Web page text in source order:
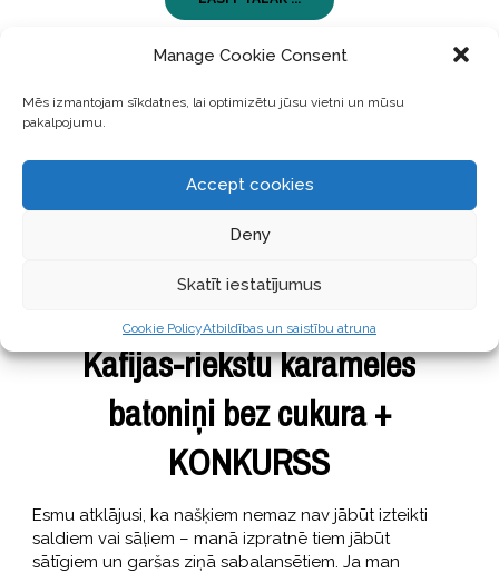
Manage Cookie Consent
Mēs izmantojam sīkdatnes, lai optimizētu jūsu vietni un mūsu
pakalpojumu.
Accept cookies
Deny
Skatīt iestatījumus
Cookie PolicyAtbildības un saistību atruna
GARŠĪGI
Kafijas-riekstu karameles
batoniņi bez cukura +
KONKURSS
Esmu atklājusi, ka našķiem nemaz nav jābūt izteikti
saldiem vai sāļiem – manā izpratnē tiem jābūt
sātīgiem un garšas ziņā sabalansētiem. Ja man